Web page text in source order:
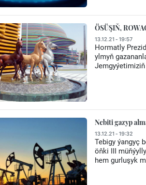
ÖSÜŞIŇ,
13.12.21 - 19:57
Hormatly
ylmyň
Nebiti gazyp
13.12.21 - 19:32
Tebigy ýangyç
öňki III
hem gurluşyk